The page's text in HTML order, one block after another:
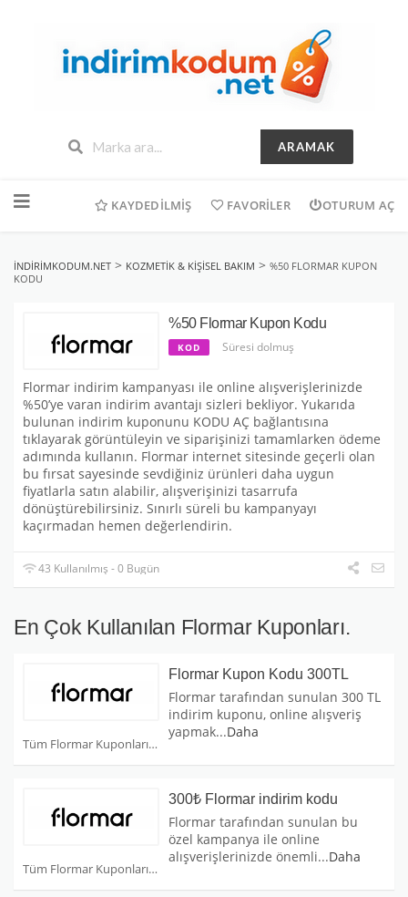
ARAMAK
geç
KAYDEDILMIŞ FAVORILER OTURUM AÇ
INDIRIMKODUM.NET > KOZMETIK & KIŞISEL BAKIM > %50 FLORMAR KUPON
KODU
%50 Flormar Kupon Kodu
KOD Süresi dolmuş
Flormar indirim kampanyası ile online alışverişlerinizde
%50’ye varan indirim avantajı sizleri bekliyor. Yukarıda
bulunan indirim kuponunu KODU AÇ bağlantısına
tıklayarak görüntüleyin ve siparişinizi tamamlarken ödeme
adımında kullanın. Flormar internet sitesinde geçerli olan
bu fırsat sayesinde sevdiğiniz ürünleri daha uygun
fiyatlarla satın alabilir, alışverişinizi tasarrufa
dönüştürebilirsiniz. Sınırlı süreli bu kampanyayı
kaçırmadan hemen değerlendirin.
43 Kullanılmış - 0 Bugün
En Çok Kullanılan Flormar Kuponları.
Tüm Flormar Kuponları
Flormar Kupon Kodu 300TL
Flormar tarafından sunulan 300 TL
indirim kuponu, online alışveriş
yapmak...Daha
Tüm Flormar Kuponları
300₺ Flormar indirim kodu
Flormar tarafından sunulan bu
özel kampanya ile online
alışverişlerinizde önemli...Daha